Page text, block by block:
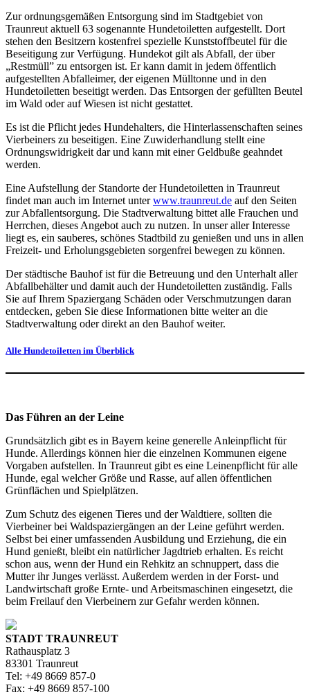
Zur ordnungsgemäßen Entsorgung sind im Stadtgebiet von
Traunreut aktuell 63 sogenannte Hundetoiletten aufgestellt. Dort
stehen den Besitzern kostenfrei spezielle Kunststoffbeutel für die
Beseitigung zur Verfügung. Hundekot gilt als Abfall, der über
„Restmüll” zu entsorgen ist. Er kann damit in jedem öffentlich
aufgestellten Abfalleimer, der eigenen Mülltonne und in den
Hundetoiletten beseitigt werden. Das Entsorgen der gefüllten Beutel
im Wald oder auf Wiesen ist nicht gestattet.
Es ist die Pflicht jedes Hundehalters, die Hinterlassenschaften seines
Vierbeiners zu beseitigen. Eine Zuwiderhandlung stellt eine
Ordnungswidrigkeit dar und kann mit einer Geldbuße geahndet
werden.
Eine Aufstellung der Standorte der Hundetoiletten in Traunreut
findet man auch im Internet unterwww.traunreut.de auf den Seiten
zur Abfallentsorgung. Die Stadtverwaltung bittet alle Frauchen und
Herrchen, dieses Angebot auch zu nutzen. In unser aller Interesse
liegt es, ein sauberes, schönes Stadtbild zu genießen und uns in allen
Freizeit- und Erholungsgebieten sorgenfrei bewegen zu können.
Der städtische Bauhof ist für die Betreuung und den Unterhalt aller
Abfallbehälter und damit auch der Hundetoiletten zuständig. Falls
Sie auf Ihrem Spaziergang Schäden oder Verschmutzungen daran
entdecken, geben Sie diese Informationen bitte weiter an die
Stadtverwaltung oder direkt an den Bauhof weiter.
Alle Hundetoiletten im Überblick
Das Führen an der Leine
Grundsätzlich gibt es in Bayern keine generelle Anleinpflicht für
Hunde. Allerdings können hier die einzelnen Kommunen eigene
Vorgaben aufstellen. In Traunreut gibt es eine Leinenpflicht für alle
Hunde, egal welcher Größe und Rasse, auf allen öffentlichen
Grünflächen und Spielplätzen.
Zum Schutz des eigenen Tieres und der Waldtiere, sollten die
Vierbeiner bei Waldspaziergängen an der Leine geführt werden.
Selbst bei einer umfassenden Ausbildung und Erziehung, die ein
Hund genießt, bleibt ein natürlicher Jagdtrieb erhalten. Es reicht
schon aus, wenn der Hund ein Rehkitz an schnuppert, dass die
Mutter ihr Junges verlässt. Außerdem werden in der Forst- und
Landwirtschaft große Ernte- und Arbeitsmaschinen eingesetzt, die
beim Freilauf den Vierbeinern zur Gefahr werden können.
STADT TRAUNREUT
Rathausplatz 3
83301 Traunreut
Tel: +49 8669 857-0
Fax: +49 8669 857-100